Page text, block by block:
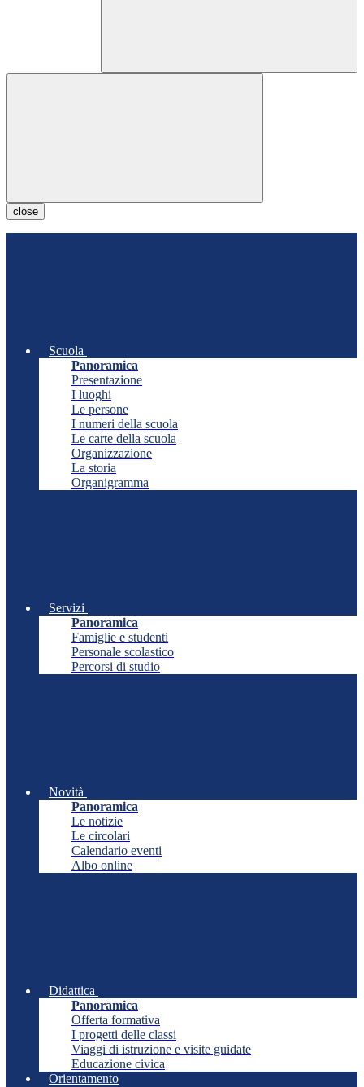
close
Scuola
Panoramica
Presentazione
I luoghi
Le persone
I numeri della scuola
Le carte della scuola
Organizzazione
La storia
Organigramma
Servizi
Panoramica
Famiglie e studenti
Personale scolastico
Percorsi di studio
Novità
Panoramica
Le notizie
Le circolari
Calendario eventi
Albo online
Didattica
Panoramica
Offerta formativa
I progetti delle classi
Viaggi di istruzione e visite guidate
Educazione civica
Orientamento